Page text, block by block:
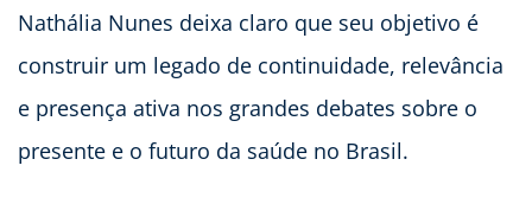
Nathália Nunes deixa claro que seu objetivo é
construir um legado de continuidade, relevância
e presença ativa nos grandes debates sobre o
presente e o futuro da saúde no Brasil.